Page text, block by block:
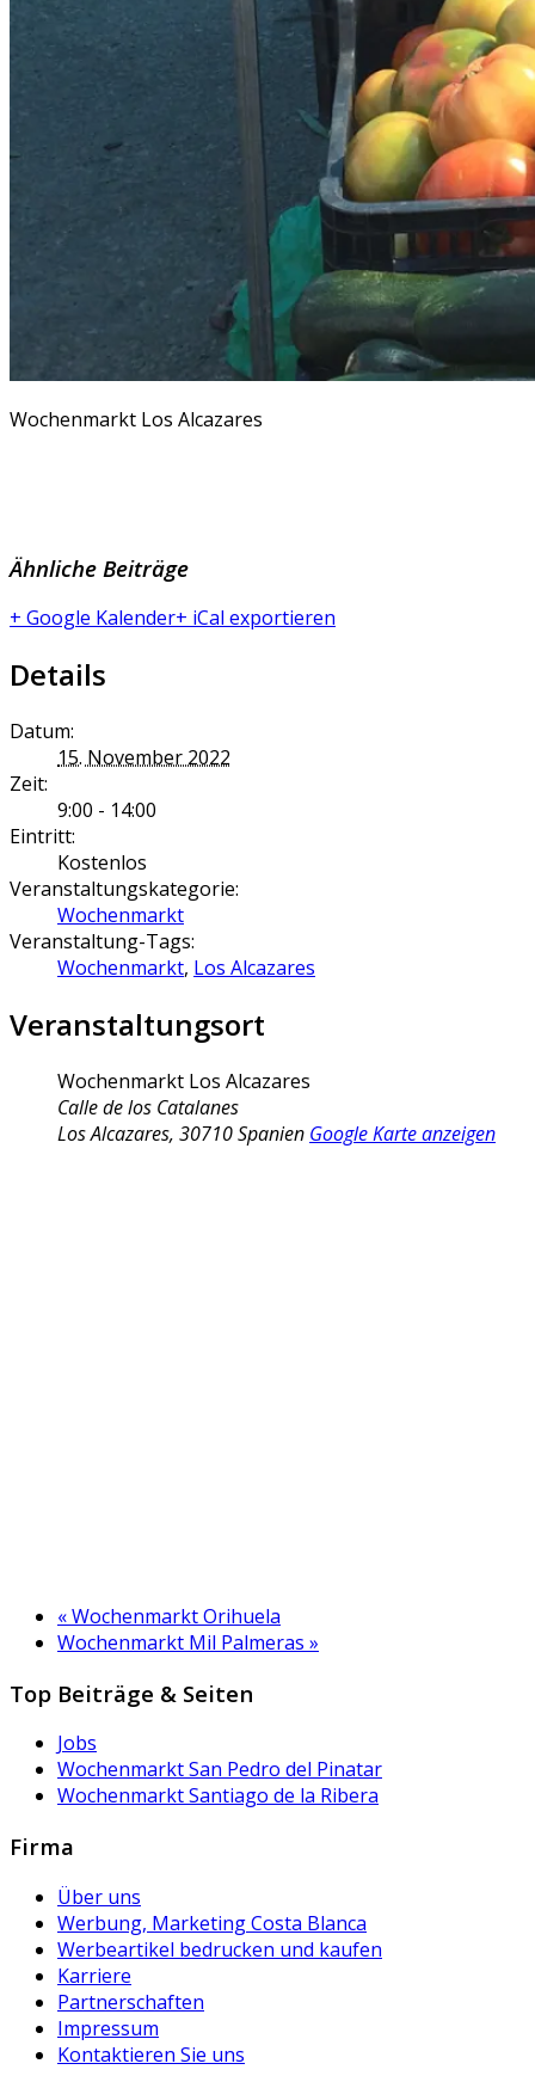
Wochenmarkt Los Alcazares
Ähnliche Beiträge
+ Google Kalender+ iCal exportieren
Details
Datum:
15. November 2022
Zeit:
9:00 - 14:00
Eintritt:
Kostenlos
Veranstaltungskategorie:
Wochenmarkt
Veranstaltung-Tags:
Wochenmarkt, Los Alcazares
Veranstaltungsort
Wochenmarkt Los Alcazares
Calle de los Catalanes
Los Alcazares, 30710Spanien Google Karte anzeigen
«Wochenmarkt Orihuela
Wochenmarkt Mil Palmeras »
Top Beiträge & Seiten
Jobs
Wochenmarkt San Pedro del Pinatar
Wochenmarkt Santiago de la Ribera
Firma
Über uns
Werbung, Marketing Costa Blanca
Werbeartikel bedrucken und kaufen
Karriere
Partnerschaften
Impressum
Kontaktieren Sie uns